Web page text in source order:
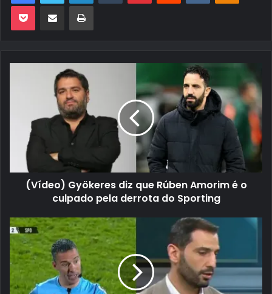
Pocket Compartilhar via e-mail Imprimir
(Vídeo) Gyökeres diz que Rúben Amorim é o
culpado pela derrota do Sporting